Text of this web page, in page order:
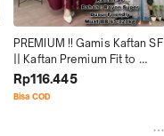
PREMIUM !! Gamis Kaftan SF
|| Kaftan Premium Fit to
Super Jumbo || Gamis
Premium Kekinian
Rp116.445
Bisa COD